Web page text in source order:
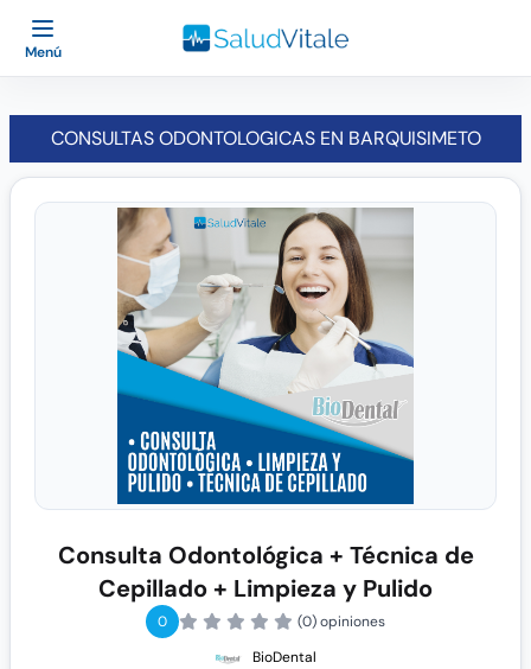
Menú
CONSULTAS ODONTOLOGICAS EN BARQUISIMETO
Consulta Odontológica + Técnica de
Cepillado + Limpieza y Pulido
0
(0) opiniones
BioDental